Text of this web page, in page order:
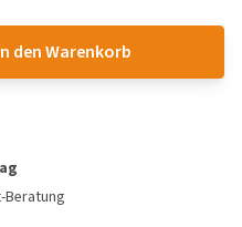
den Warenkorb